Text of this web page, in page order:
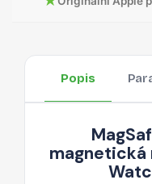
Popis
magnetická